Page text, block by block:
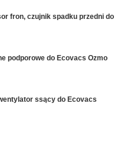
fron, czujnik spadku przedni do
podporowe do Ecovacs Ozmo
ssący do Ecovacs